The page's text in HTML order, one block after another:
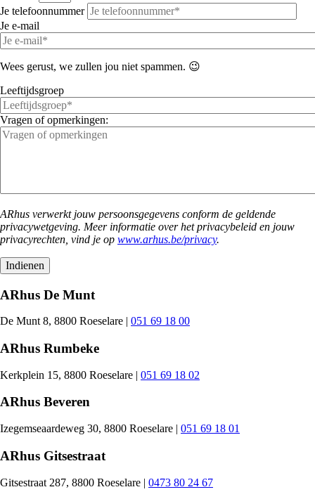
Je telefoonnummer
Je e-mail
Wees gerust, we zullen jou niet spammen. 😉
Leeftijdsgroep
Vragen of opmerkingen:
ARhus verwerkt jouw persoonsgegevens conform de geldende
privacywetgeving. Meer informatie over het privacybeleid en jouw
privacyrechten, vind je op www.arhus.be/privacy.
ARhus De Munt
De Munt 8, 8800 Roeselare | 051 69 18 00
ARhus Rumbeke
Kerkplein 15, 8800 Roeselare | 051 69 18 02
ARhus Beveren
Izegemseaardeweg 30, 8800 Roeselare | 051 69 18 01
ARhus Gitsestraat
Gitsestraat 287, 8800 Roeselare | 0473 80 24 67